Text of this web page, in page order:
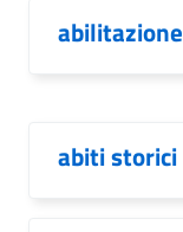
abilitazione
abiti storici